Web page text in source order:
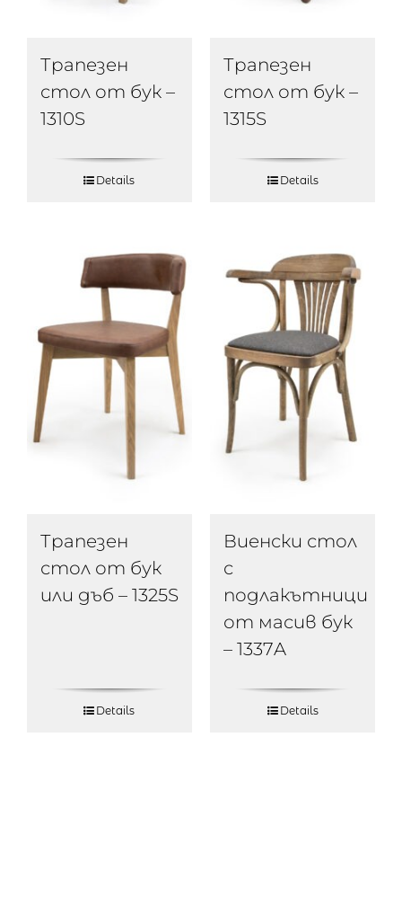
Трапезен
стол от бук –
1310S
Details
Трапезен
стол от бук –
1315S
Details
Трапезен
стол от бук
или дъб – 1325S
Details
Виенски стол
с
подлакътници
от масив бук
– 1337A
Details